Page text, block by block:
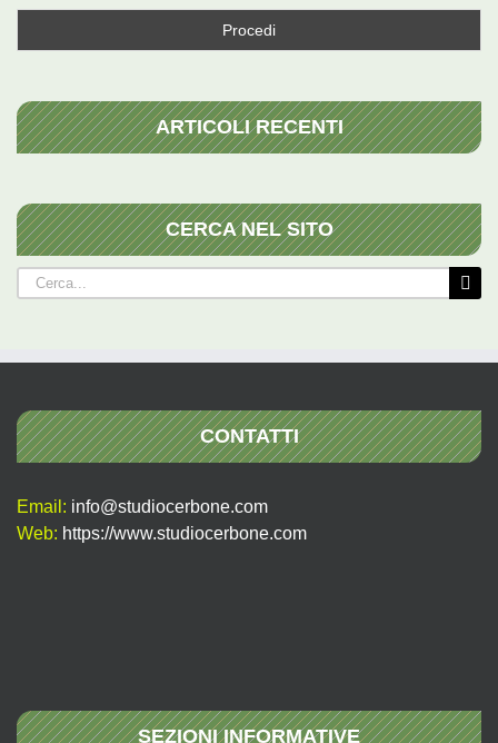
ARTICOLI RECENTI
CERCA NEL SITO
Cerca
per:
CONTATTI
Email: info@studiocerbone.com
Web: https://www.studiocerbone.com
SEZIONI INFORMATIVE